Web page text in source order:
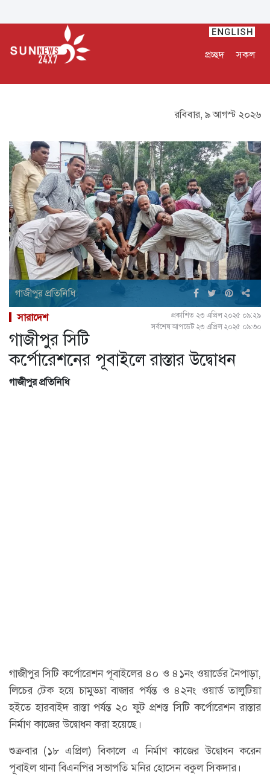
প্রচ্ছদ সকল
রবিবার, ৯ আগস্ট ২০২৬
গাজীপুর প্রতিনিধি
সারাদেশ
প্রকাশিত ২৩ এপ্রিল ২০২৫ ০৯:২৯
সর্বশেষ আপডেট ২৩ এপ্রিল ২০২৫ ০৯:৩০
গাজীপুর সিটি
কর্পোরেশনের পূবাইলে রাস্তার উদ্বোধন
গাজীপুর প্রতিনিধি
গাজীপুর সিটি কর্পোরেশন পূবাইলের ৪০ ও ৪১নং ওয়ার্ডের নৈপাড়া,
লিচের টেক হয়ে চামুড্ডা বাজার পর্যন্ত ও ৪২নং ওয়ার্ড তালুটিয়া
হইতে হারবাইদ রাস্তা পর্যন্ত ২০ ফুট প্রশস্ত সিটি কর্পোরেশন রাস্তার
নির্মাণ কাজের উদ্বোধন করা হয়েছে।
শুক্রবার (১৮ এপ্রিল) বিকালে এ নির্মাণ কাজের উদ্বোধন করেন
পূবাইল থানা বিএনপির সভাপতি মনির হোসেন বকুল সিকদার।